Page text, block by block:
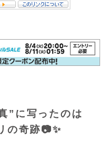
”に写ったのは
の奇跡📷✨